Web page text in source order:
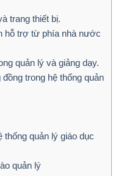
trang thiết bị.
hỗ trợ từ phía nhà nước
quản lý và giảng dạy.
trong hệ thống quản
quản lý giáo dục
quản lý